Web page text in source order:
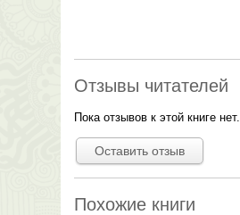
Отзывы читателей
Пока отзывов к этой книге нет.
Оставить отзыв
Похожие книги